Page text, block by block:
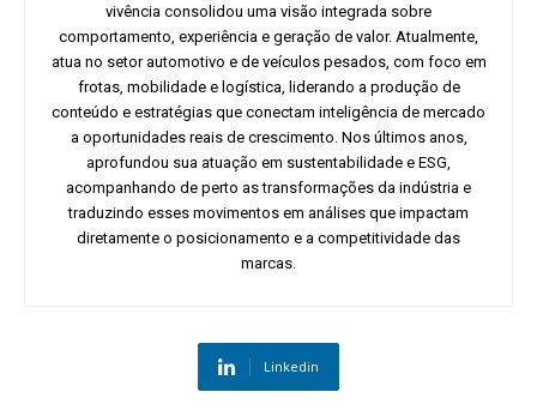
vivência consolidou uma visão integrada sobre
comportamento, experiência e geração de valor. Atualmente,
atua no setor automotivo e de veículos pesados, com foco em
frotas, mobilidade e logística, liderando a produção de
conteúdo e estratégias que conectam inteligência de mercado
a oportunidades reais de crescimento. Nos últimos anos,
aprofundou sua atuação em sustentabilidade e ESG,
acompanhando de perto as transformações da indústria e
traduzindo esses movimentos em análises que impactam
diretamente o posicionamento e a competitividade das
marcas.
Linkedin